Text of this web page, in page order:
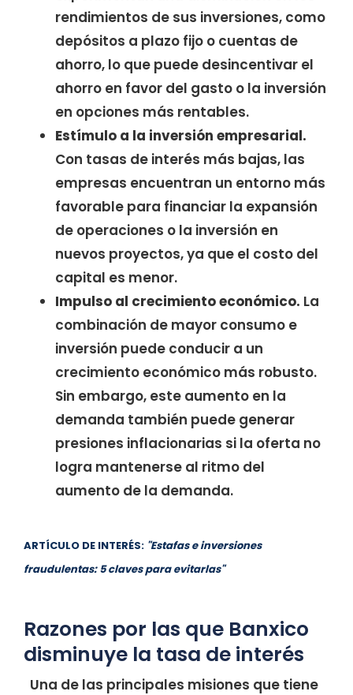
rendimientos de sus inversiones, como
depósitos a plazo fijo o cuentas de
ahorro, lo que puede desincentivar el
ahorro en favor del gasto o la inversión
en opciones más rentables.
Estímulo a la inversión empresarial.
Con tasas de interés más bajas, las
empresas encuentran un entorno más
favorable para financiar la expansión
de operaciones o la inversión en
nuevos proyectos, ya que el costo del
capital es menor.
Impulso al crecimiento económico. La
combinación de mayor consumo e
inversión puede conducir a un
crecimiento económico más robusto.
Sin embargo, este aumento en la
demanda también puede generar
presiones inflacionarias si la oferta no
logra mantenerse al ritmo del
aumento de la demanda.
ARTÍCULO DE INTERÉS: "Estafas e inversiones
fraudulentas: 5 claves para evitarlas"
Razones por las que Banxico
disminuye la tasa de interés
Una de las principales misiones que tiene